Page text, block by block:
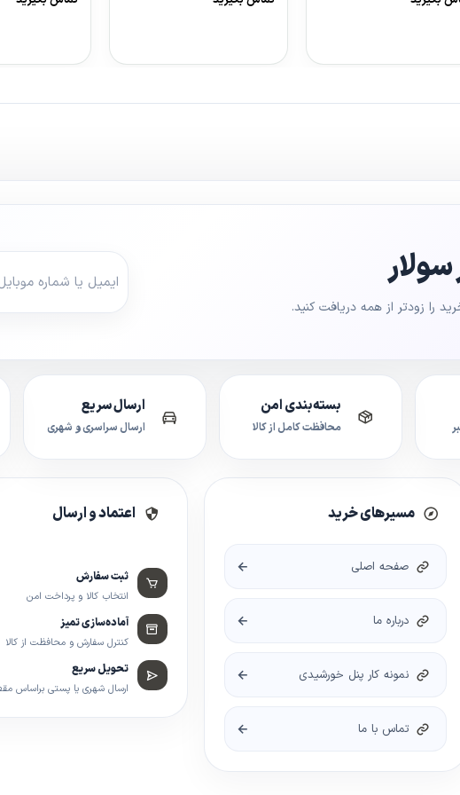
را زودتر از همه دریافت کنید.
بسته‌بندی امن
محافظت کامل از کالا
ارسال سریع
ارسال سراسری و شهری
مسیرهای خرید
صفحه اصلی
درباره ما
نمونه کار پنل خورشیدی
تماس با ما
اعتماد و ارسال
ثبت سفارش
انتخاب کالا و پرداخت امن
آماده‌سازی تمیز
کنترل سفارش و محافظت از کالا
تحویل سریع
ارسال شهری یا پستی براساس